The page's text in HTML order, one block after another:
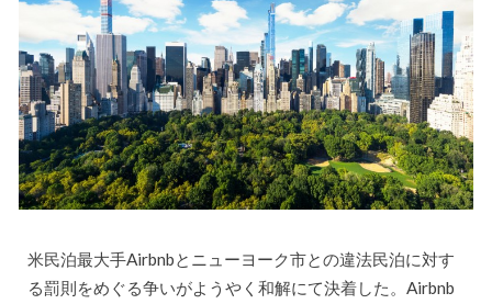
米民泊最大手Airbnbとニューヨーク市との違法民泊に対す
る罰則をめぐる争いがようやく和解にて決着した。Airbnb